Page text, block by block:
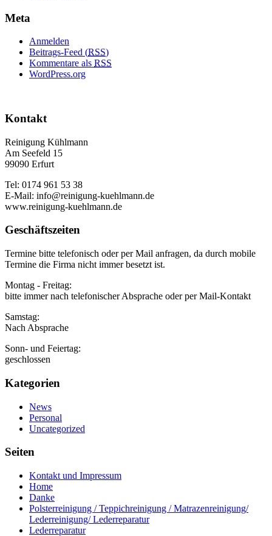
Meta
Anmelden
Beitrags-Feed (RSS)
Kommentare als RSS
WordPress.org
Kontakt
Reinigung Kühlmann
Am Seefeld 15
99090 Erfurt
Tel: 0174 961 53 38
E-Mail: info@reinigung-kuehlmann.de
www.reinigung-kuehlmann.de
Geschäftszeiten
Termine bitte telefonisch oder per Mail anfragen, da durch mobile
Termine die Firma nicht immer besetzt ist.
Montag - Freitag:
bitte immer nach telefonischer Absprache oder per Mail-Kontakt
Samstag:
Nach Absprache
Sonn- und Feiertag:
geschlossen
Kategorien
News
Personal
Uncategorized
Seiten
Kontakt und Impressum
Home
Danke
Polsterreinigung / Teppichreinigung / Matrazenreinigung/
Lederreinigung/ Lederreparatur
Lederreparatur